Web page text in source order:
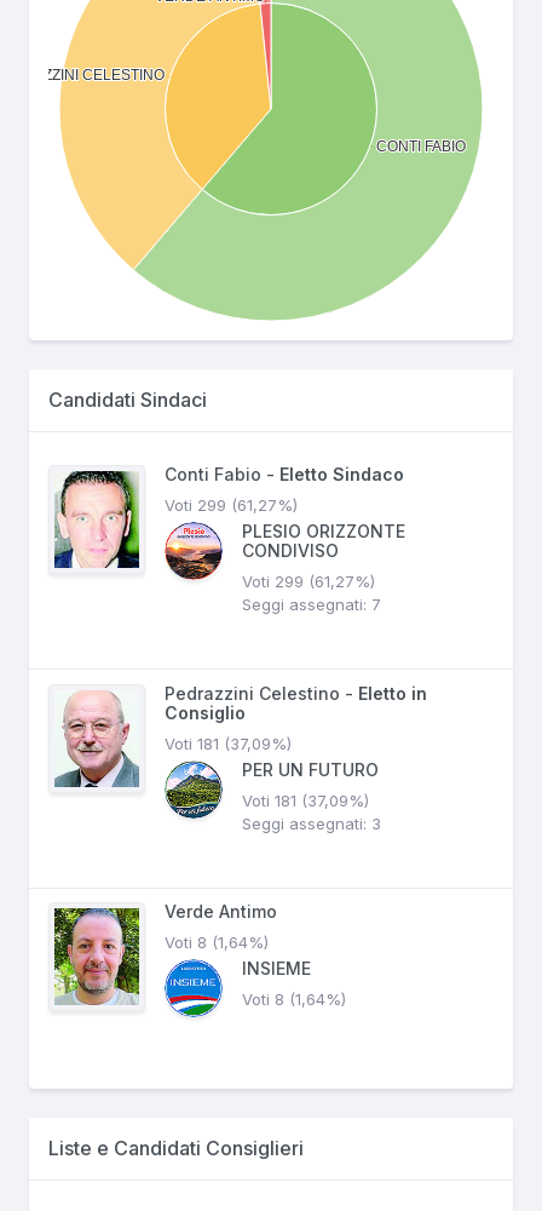
Candidati Sindaci
Conti Fabio - Eletto Sindaco
Voti 299 (61,27%)
PLESIO ORIZZONTE
CONDIVISO
Voti 299 (61,27%)
Seggi assegnati: 7
Pedrazzini Celestino - Eletto in
Consiglio
Voti 181 (37,09%)
PER UN FUTURO
Voti 181 (37,09%)
Seggi assegnati: 3
Verde Antimo
Voti 8 (1,64%)
INSIEME
Voti 8 (1,64%)
Liste e Candidati Consiglieri